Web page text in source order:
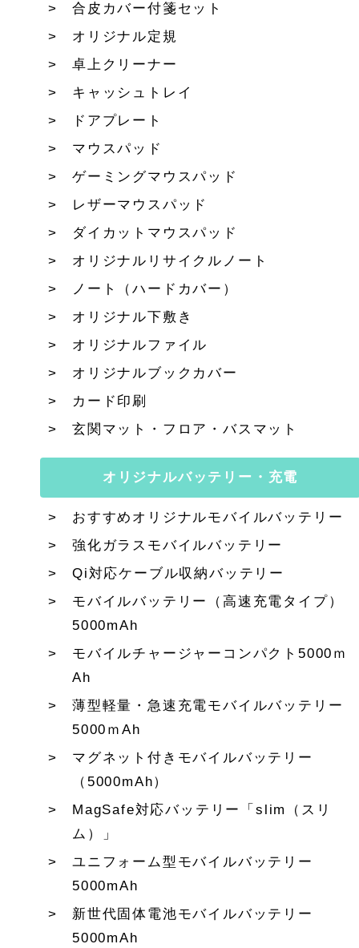
合皮カバー付箋セット
オリジナル定規
卓上クリーナー
キャッシュトレイ
ドアプレート
マウスパッド
ゲーミングマウスパッド
レザーマウスパッド
ダイカットマウスパッド
オリジナルリサイクルノート
ノート（ハードカバー）
オリジナル下敷き
オリジナルファイル
オリジナルブックカバー
カード印刷
玄関マット・フロア・バスマット
オリジナルバッテリー・充電
おすすめオリジナルモバイルバッテリー
強化ガラスモバイルバッテリー
Qi対応ケーブル収納バッテリー
モバイルバッテリー（高速充電タイプ）
5000mAh
モバイルチャージャーコンパクト5000ｍ
Ah
薄型軽量・急速充電モバイルバッテリー
5000ｍAh
マグネット付きモバイルバッテリー
（5000mAh）
MagSafe対応バッテリー「slim（スリ
ム）」
ユニフォーム型モバイルバッテリー
5000mAh
新世代固体電池モバイルバッテリー
5000mAh